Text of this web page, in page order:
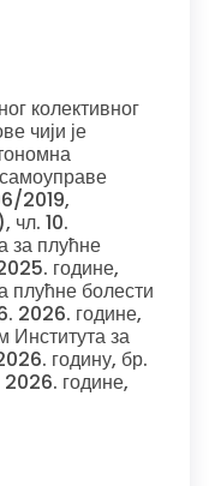
колективног
чији је
2019,
10.
за плућне
године,
плућне болести
2026. године,
Института за
годину, бр.
године,